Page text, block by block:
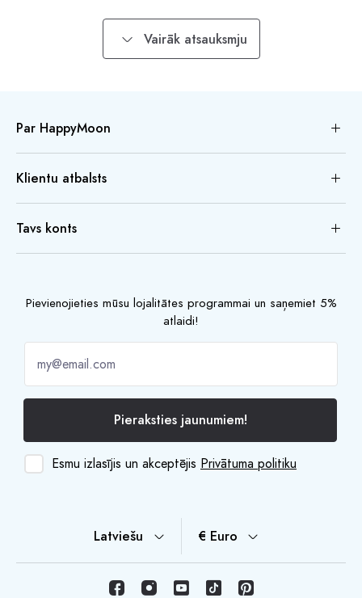
Vairāk atsauksmju
Par HappyMoon
Klientu atbalsts
Tavs konts
Pievienojieties mūsu lojalitātes programmai un saņemiet 5%
atlaidi!
Pieraksties jaunumiem!
Esmu izlasījis un akceptējis Privātuma politiku
Latviešu € Euro